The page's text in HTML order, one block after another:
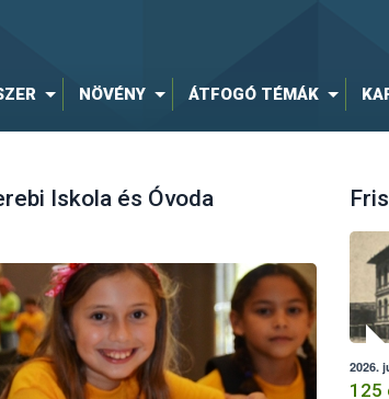
NÖVÉNY ÁTFOGÓ TÉMÁK
Iskola és Óvoda
2026.
125